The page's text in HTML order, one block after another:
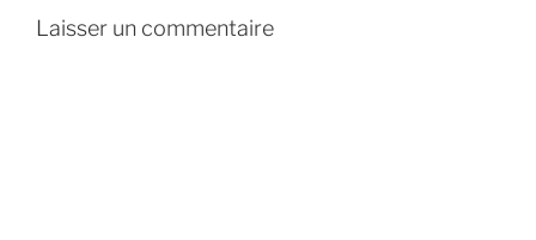
Laisser un commentaire